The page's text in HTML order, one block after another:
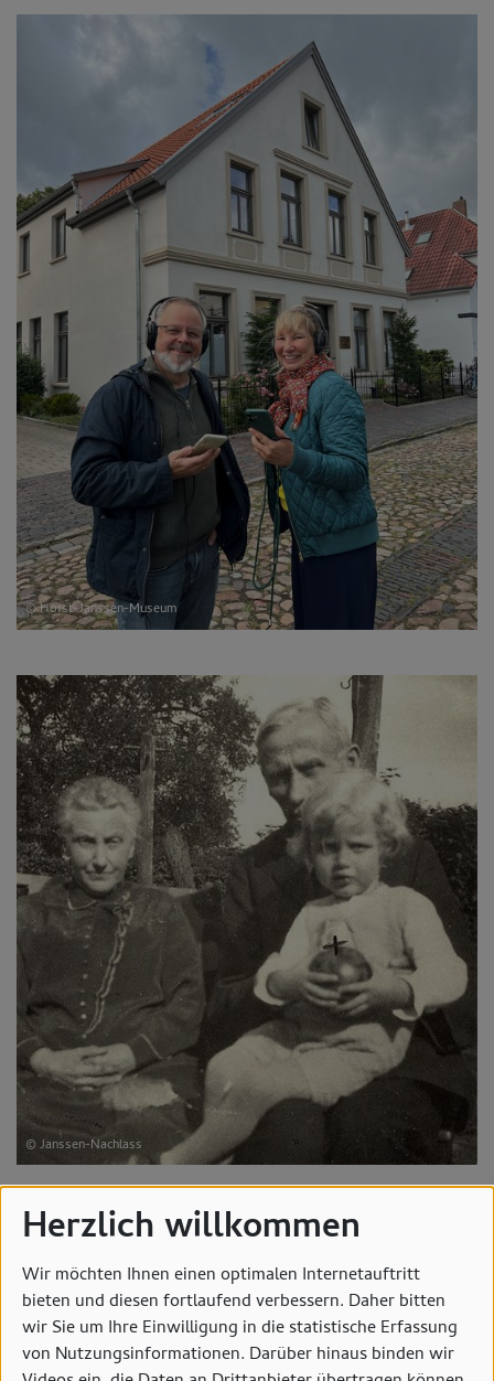
© Horst-Janssen-Museum
© Janssen-Nachlass
Herzlich willkommen
Wir möchten Ihnen einen optimalen Internetauftritt
bieten und diesen fortlaufend verbessern. Daher bitten
wir Sie um Ihre Einwilligung in die statistische Erfassung
von Nutzungsinformationen. Darüber hinaus binden wir